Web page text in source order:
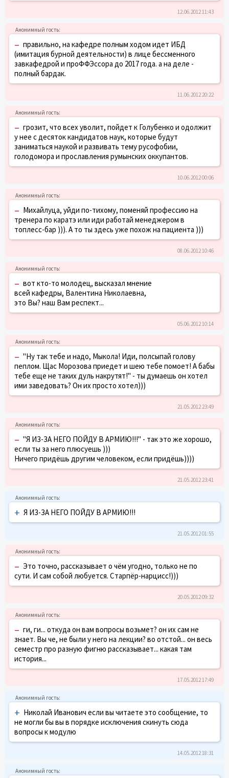
12.06.2012 11:43
– правильно, на кафедре полным ходом идет ИБД
(имитация бурной деятельности) в лице бессменного
завкафедрой и проФФЭссора до 2017 года. а на деле -
полный бардак.
11.06.2012 20:22
– грозит, что всех уволит, пойдет к Голубенко и одолжит
у нее с десяток кандидатов наук, которые будут
заниматься наукой и развивать тему русофобии,
голодомора и прославления румынских оккупантов.
10.06.2012 00:06
– Михайлуца, уйди по-тихому, поменяй профессию на
тренера по каратэ или иди работай менеджером в
топлесс-бар ))). А то ты здесь уже похож на пациента )))
08.06.2012 10:46
– вот кто-то молодец, высказал мнение
всей кафедры, Валентина Николаевна,
это Вы? наш Вам респект...
05.06.2012 10:14
– "Ну так тебе и надо, Мыкола! Иди, полсыпай голову
пеплом. Щас Морозова приедет и шею тебе помоет! А бабы
тебе еще не таких дуль накрутят!" - ты думаешь он хотел
ими заведовать? Он их просто хотел)))
21.05.2012 23:49
– "Я ИЗ-ЗА НЕГО ПОЙДУ В АРМИЮ!!!" - так это же хорошо,
если ты за него плюсуешь )))
Ничего придёшь другим человеком, если придёшь))))
21.05.2012 23:41
+ Я ИЗ-ЗА НЕГО ПОЙДУ В АРМИЮ!!!
21.05.2012 01:55
– Это точно, рассказывает о чём угодно, только не по
сути. И сам собой любуется. Старпёр-нарцисс!)))
20.05.2012 09:32
– ги, ги... откуда он вам вопросы возьмет? он их сам не
знает. Вы че, не были у него на лекции? во отстой... он весь
семестр про разную фигню рассказывает... какая там
история...
17.05.2012 17:49
+ Николай Иванович если вы читаете это сообщение, то
не могли бы вы в порядке исключения скинуть сюда
вопросы к модулю
14.05.2012 18:31